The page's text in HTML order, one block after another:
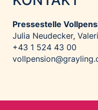
Pressestelle
Julia Neudecker,
+43 1 524 43 00